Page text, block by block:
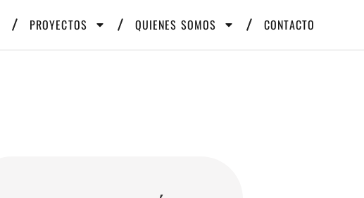
PROYECTOS QUIENES SOMOS CONTACTO